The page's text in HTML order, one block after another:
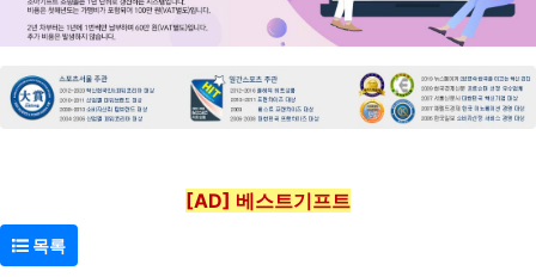
[AD] 베스트기프트
목록